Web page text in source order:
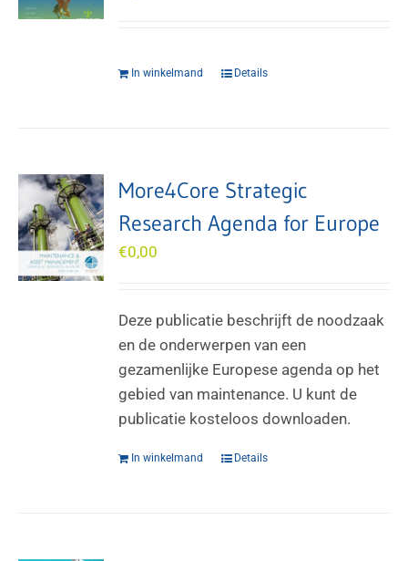
In winkelmand Details
More4Core Strategic
Research Agenda for Europe
€0,00
Deze publicatie beschrijft de noodzaak
en de onderwerpen van een
gezamenlijke Europese agenda op het
gebied van maintenance. U kunt de
publicatie kosteloos downloaden.
In winkelmand Details